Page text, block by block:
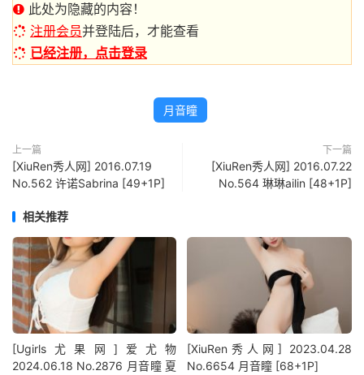
此处为隐藏的内容！
注册会员并登陆后，才能查看
已经注册，点击登录
月音瞳
上一篇
[XiuRen秀人网] 2016.07.19
No.562 许诺Sabrina [49+1P]
下一篇
[XiuRen秀人网] 2016.07.22
No.564 琳琳ailin [48+1P]
相关推荐
[Ugirls尤果网]爱尤物
2024.06.18 No.2876 月音瞳 夏
[XiuRen秀人网] 2023.04.28
No.6654 月音瞳 [68+1P]